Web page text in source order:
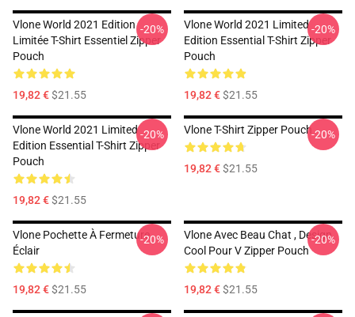
Vlone World 2021 Edition
Limitée T-Shirt Essentiel Zipper
Pouch
19,82 €$21.55
-20%
Vlone World 2021 Limited
Edition Essential T-Shirt Zipper
Pouch
19,82 €$21.55
-20%
Vlone World 2021 Limited
Edition Essential T-Shirt Zipper
Pouch
19,82 €$21.55
-20% Vlone T-Shirt Zipper Pouch
19,82 €$21.55
-20%
Vlone Pochette À Fermeture
Éclair
19,82 €$21.55
-20%
Vlone Avec Beau Chat , Design
Cool Pour V Zipper Pouch
19,82 €$21.55
-20%